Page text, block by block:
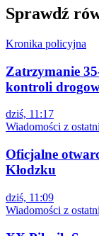
Sprawdź
Kronika policyjna
Zatrzymanie
kontroli
dziś, 11:17
Wiadomości z
Oficjalne
Kłodzku
dziś, 11:09
Wiadomości z